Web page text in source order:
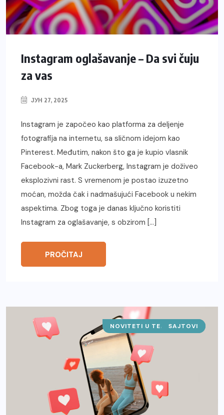
Instagram oglašavanje – Da svi čuju
za vas
ЈУН 27, 2025
Instagram je započeo kao platforma za deljenje
fotografija na internetu, sa sličnom idejom kao
Pinterest. Međutim, nakon što ga je kupio vlasnik
Facebook-a, Mark Zuckerberg, Instagram je doživeo
eksplozivni rast. S vremenom je postao izuzetno
moćan, možda čak i nadmašujući Facebook u nekim
aspektima. Zbog toga je danas ključno koristiti
Instagram za oglašavanje, s obzirom […]
PROČITAJ
NOVITETI U TEHNOLOGIJI
SAJTOVI